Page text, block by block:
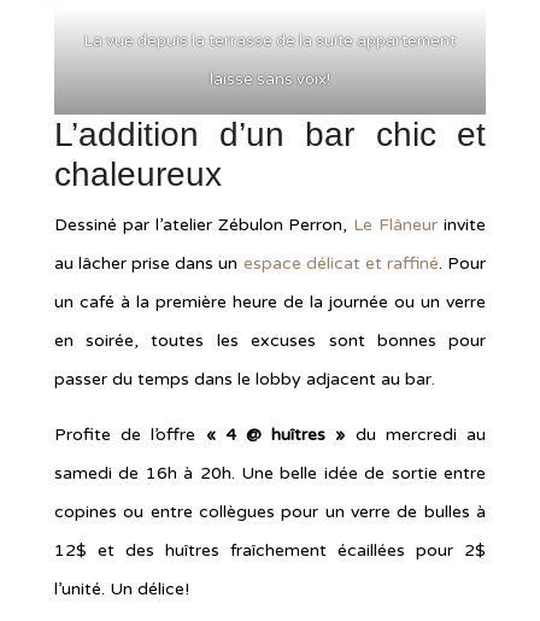
La vue depuis la terrasse de la suite appartement
laisse sans voix!
L’addition d’un bar chic et
chaleureux
Dessiné par l’atelier Zébulon Perron, Le Flâneur invite
au lâcher prise dans un espace délicat et raffiné. Pour
un café à la première heure de la journée ou un verre
en soirée, toutes les excuses sont bonnes pour
passer du temps dans le lobby adjacent au bar.
Profite de l’offre « 4 @ huîtres » du mercredi au
samedi de 16h à 20h. Une belle idée de sortie entre
copines ou entre collègues pour un verre de bulles à
12$ et des huîtres fraîchement écaillées pour 2$
l’unité. Un délice!